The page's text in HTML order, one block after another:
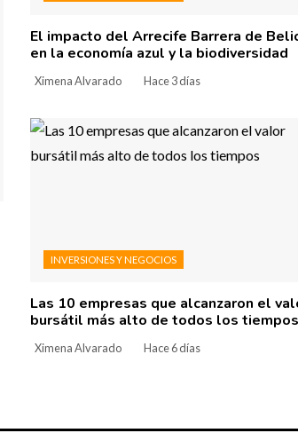
El impacto del Arrecife Barrera de
en la economía azul y la biodiversidad
Ximena Alvarado Hace 3 días
INVERSIONES Y NEGOCIOS
Las 10 empresas que alcanzaron el
bursátil más alto de todos los tiempos
Ximena Alvarado Hace 6 días